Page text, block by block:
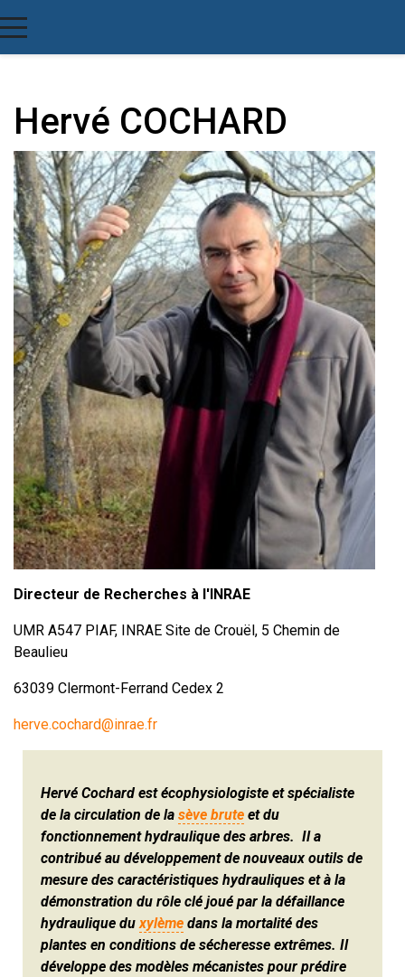
Hervé COCHARD
Directeur de Recherches à l'INRAE
UMR A547 PIAF, INRAE Site de Crouël, 5 Chemin de
Beaulieu
63039 Clermont-Ferrand Cedex 2
herve.cochard@inrae.fr
Hervé Cochard est écophysiologiste et spécialiste
de la circulation de la sève brute et du
fonctionnement hydraulique des arbres. Il a
contribué au développement de nouveaux outils de
mesure des caractéristiques hydrauliques et à la
démonstration du rôle clé joué par la défaillance
hydraulique duxylème dans la mortalité des
plantes en conditions de sécheresse extrêmes. Il
développe des modèles mécanistes pour prédire